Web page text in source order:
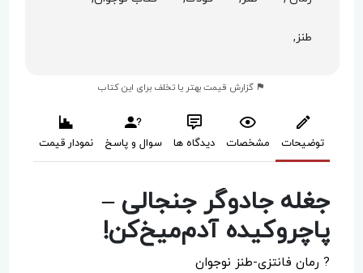
طنز,
گزارش قیمت بهتر یا تخلف برای این کتاب
توضیحات مشخصات دیدگاه ها سوال و پاسخ نمودار قیمت
جغله جادوگر جنجالی –
پاچروکیده آدم‌میخ‌کن!
? رمان فانتزی-طنز نوجوان